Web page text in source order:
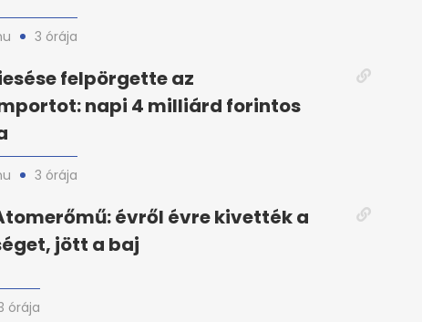
3 órája
felpörgette az
napi 4 milliárd forintos
3 órája
évről évre kivették a
jött a baj
órája